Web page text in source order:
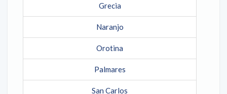
Grecia
Naranjo
Orotina
Palmares
San Carlos